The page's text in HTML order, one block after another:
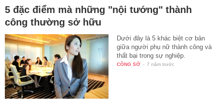
5 đặc điểm mà những "nội tướng" thành
công thường sở hữu
Dưới đây là 5 khác biệt cơ bản
giữa người phụ nữ thành công và
thất bại trong sự nghiệp.
CÔNG SỞ - 7 năm trước